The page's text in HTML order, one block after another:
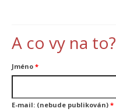
A co vy na to?
Jméno *
E-mail: (nebude publikován) *